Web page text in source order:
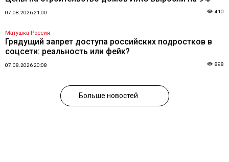
07.08.2026 21:00 410
Матушка Россия
Грядущий запрет доступа российских подростков в
соцсети: реальность или фейк?
07.08.2026 20:08 898
Больше новостей